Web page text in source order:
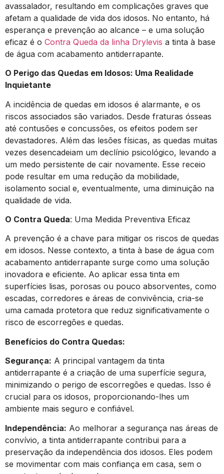
avassalador, resultando em complicações graves que
afetam a qualidade de vida dos idosos. No entanto, há
esperança e prevenção ao alcance – e uma solução
eficaz é o Contra Queda da linha Drylevis a tinta à base
de água com acabamento antiderrapante.
O Perigo das Quedas em Idosos: Uma Realidade
Inquietante
A incidência de quedas em idosos é alarmante, e os
riscos associados são variados. Desde fraturas ósseas
até contusões e concussões, os efeitos podem ser
devastadores. Além das lesões físicas, as quedas muitas
vezes desencadeiam um declínio psicológico, levando a
um medo persistente de cair novamente. Esse receio
pode resultar em uma redução da mobilidade,
isolamento social e, eventualmente, uma diminuição na
qualidade de vida.
O Contra Queda: Uma Medida Preventiva Eficaz
A prevenção é a chave para mitigar os riscos de quedas
em idosos. Nesse contexto, a tinta à base de água com
acabamento antiderrapante surge como uma solução
inovadora e eficiente. Ao aplicar essa tinta em
superfícies lisas, porosas ou pouco absorventes, como
escadas, corredores e áreas de convivência, cria-se
uma camada protetora que reduz significativamente o
risco de escorregões e quedas.
Benefícios do Contra Quedas:
Segurança: A principal vantagem da tinta
antiderrapante é a criação de uma superfície segura,
minimizando o perigo de escorregões e quedas. Isso é
crucial para os idosos, proporcionando-lhes um
ambiente mais seguro e confiável.
Independência: Ao melhorar a segurança nas áreas de
convívio, a tinta antiderrapante contribui para a
preservação da independência dos idosos. Eles podem
se movimentar com mais confiança em casa, sem o